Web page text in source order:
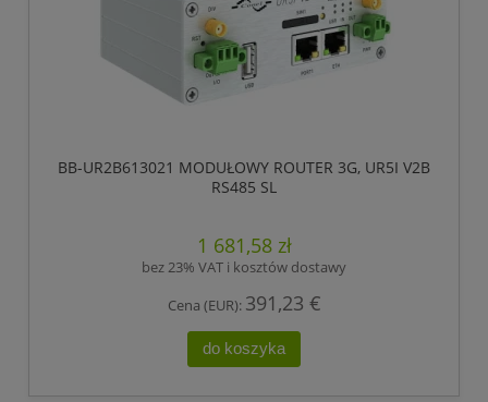
BB-UR2B613021 MODUŁOWY ROUTER 3G, UR5I V2B
RS485 SL
1 681,58 zł
bez 23% VAT i kosztów dostawy
Cena (EUR): 391,23 €
do koszyka